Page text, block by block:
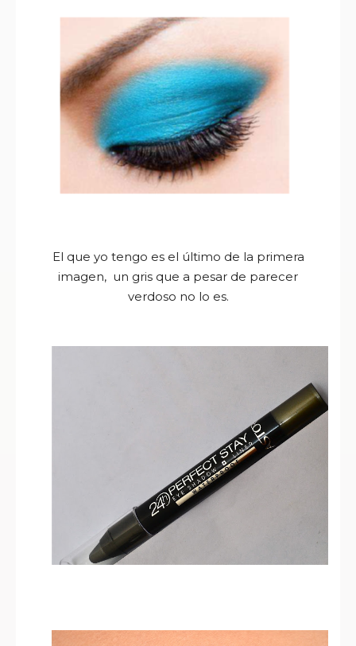
El que yo tengo es el último de la primera
imagen, un gris que a pesar de parecer
verdoso no lo es.